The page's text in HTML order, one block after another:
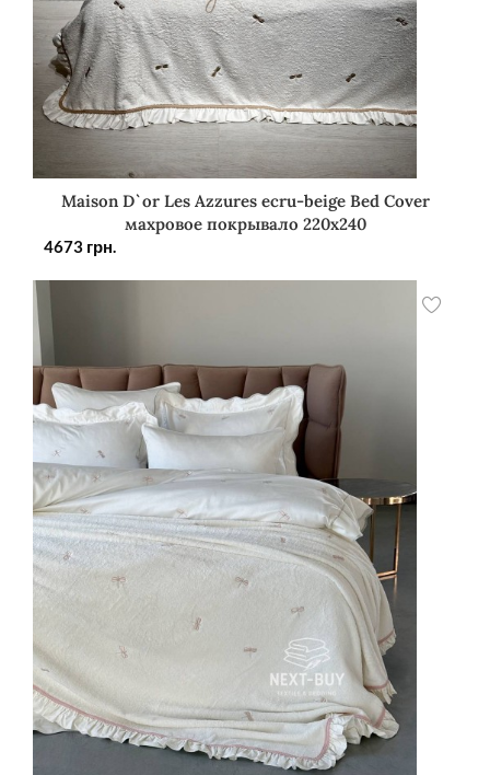
Maison D`or Les Azzures ecru-beige Bed Cover
махровое покрывало 220х240
4673 грн.